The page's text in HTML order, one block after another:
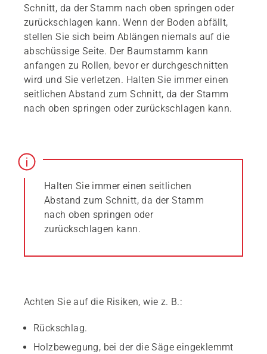
Schnitt, da der Stamm nach oben springen oder
zurückschlagen kann. Wenn der Boden abfällt,
stellen Sie sich beim Ablängen niemals auf die
abschüssige Seite. Der Baumstamm kann
anfangen zu Rollen, bevor er durchgeschnitten
wird und Sie verletzen. Halten Sie immer einen
seitlichen Abstand zum Schnitt, da der Stamm
nach oben springen oder zurückschlagen kann.
Halten Sie immer einen seitlichen
Abstand zum Schnitt, da der Stamm
nach oben springen oder
zurückschlagen kann.
Achten Sie auf die Risiken, wie z. B.:
Rückschlag.
Holzbewegung, bei der die Säge eingeklemmt